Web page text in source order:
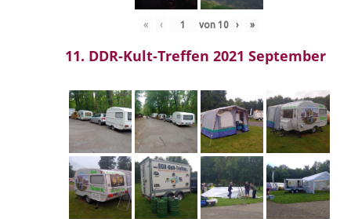
« ‹ von 10 › »
11. DDR-Kult-Treffen 2021 September